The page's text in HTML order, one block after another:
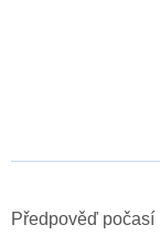
Předpověď počasí